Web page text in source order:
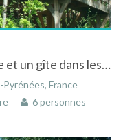
2 Cabanes perchées, une roulotte et un gîte dans les Gorges du Tarn, au milieu des bois.
Pyrénées, France
6 personnes